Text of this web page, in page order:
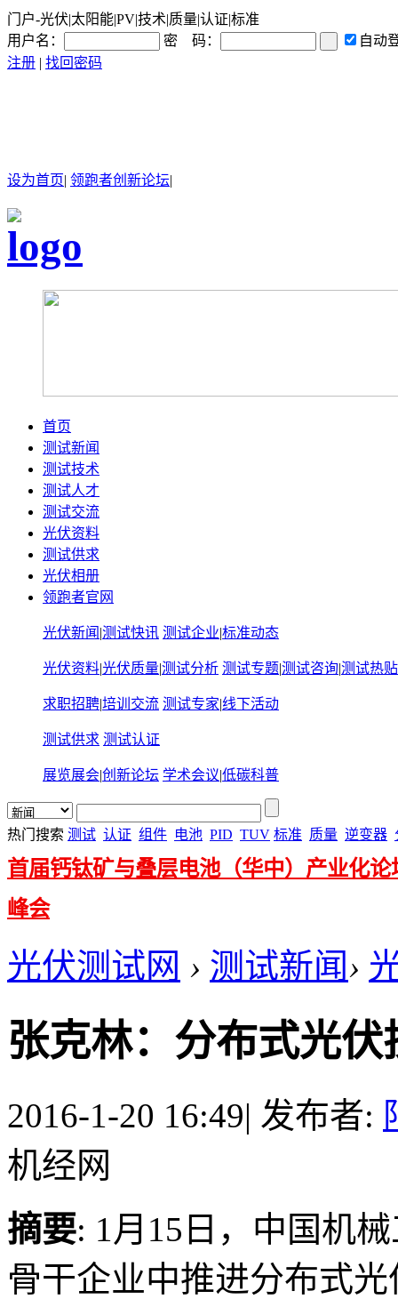
门户-光伏|太阳能|PV|技术|质量|认证|标准
用户名：
密 码：
自动
注册 | 找回密码
设为首页| 领跑者创新论坛|
首页
测试新闻
测试技术
测试人才
测试交流
光伏资料
测试供求
光伏相册
领跑者官网
光伏新闻 |测试快讯 测试企业|标准动态
光伏资料|光伏质量|测试分析 测试专题|测试咨询|测试热贴
求职招聘|培训交流 测试专家|线下活动
测试供求 测试认证
展览展会|创新论坛 学术会议|低碳科普
热门搜索 测试 认证 组件 电池 PID TUV 标准 质量 逆变器
首届钙钛矿与叠层电池（华中）产业化论
峰会
光伏测试网 › 测试新闻›
张克林：分布式光
2016-1-20 16:49| 发布者:
机经网
摘要: 1月15日，中国机
骨干企业中推进分布式